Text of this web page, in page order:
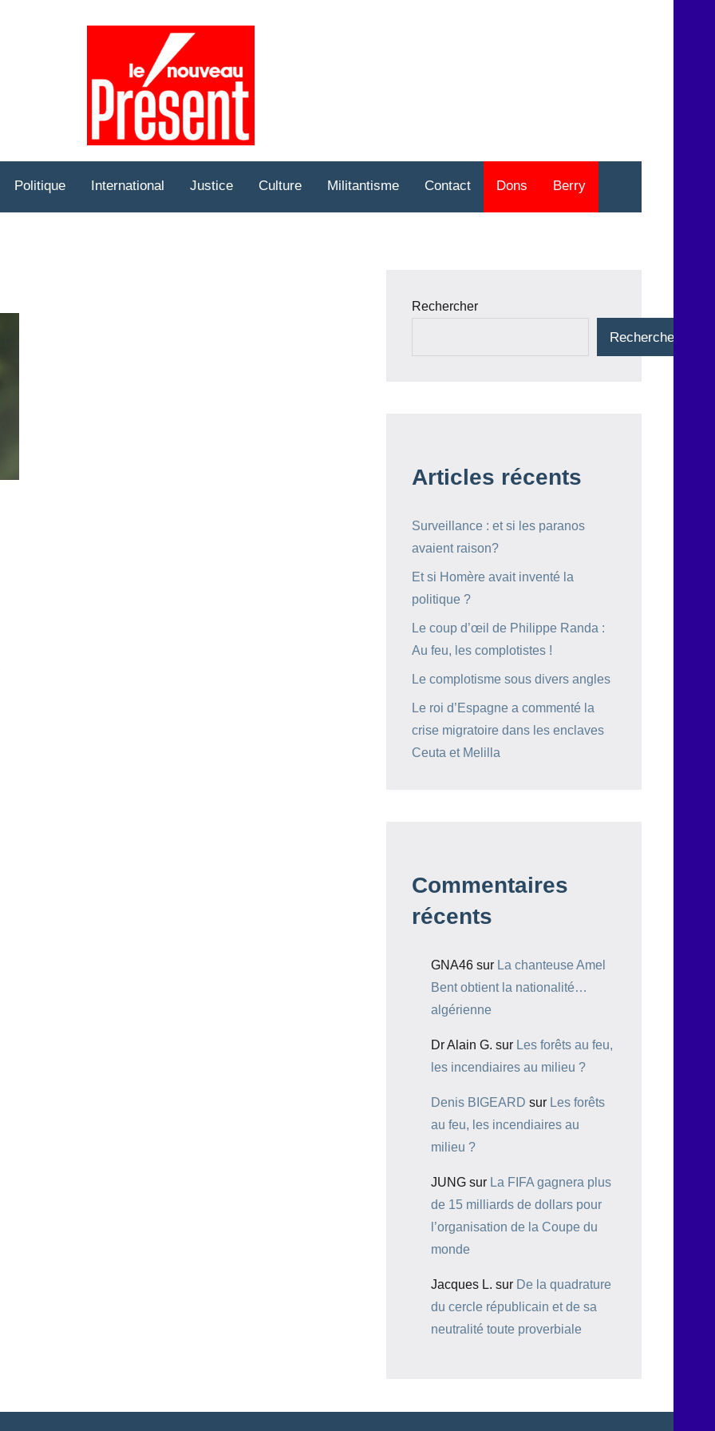
Politique International Justice Culture Militantisme Contact Dons Berry
Rechercher
Rechercher
Articles récents
Surveillance : et si les paranos
avaient raison?
Et si Homère avait inventé la
politique ?
Le coup d’œil de Philippe Randa :
Au feu, les complotistes !
Le complotisme sous divers angles
Le roi d’Espagne a commenté la
crise migratoire dans les enclaves
Ceuta et Melilla
Commentaires
récents
GNA46 sur La chanteuse Amel
Bent obtient la nationalité…
algérienne
Dr Alain G. sur Les forêts au feu,
les incendiaires au milieu ?
Denis BIGEARD sur Les forêts
au feu, les incendiaires au
milieu ?
JUNG sur La FIFA gagnera plus
de 15 milliards de dollars pour
l’organisation de la Coupe du
monde
Jacques L. sur De la quadrature
du cercle républicain et de sa
neutralité toute proverbiale